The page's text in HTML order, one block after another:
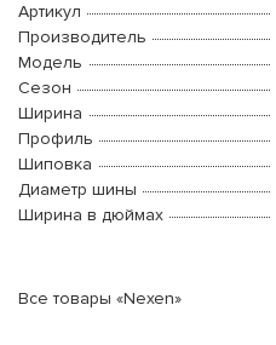
Артикул
Производитель
Модель
Сезон
Ширина
Профиль
Шиповка
Диаметр шины
Ширина в дюймах
Все товары «Nexen»